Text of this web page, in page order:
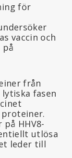
för
vaccin och
på
från
lytiska fasen
proteiner.
HHV8-
utlösa
leder till